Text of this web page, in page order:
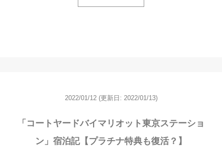
2022/01/12 (更新日: 2022/01/13)
「コートヤードバイマリオット東京ステーショ
ン」宿泊記【プラチナ特典も復活？】